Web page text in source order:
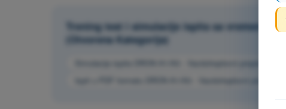
Trening test i simulacije ispita sa vremenom
(Otvorena Kategorija)